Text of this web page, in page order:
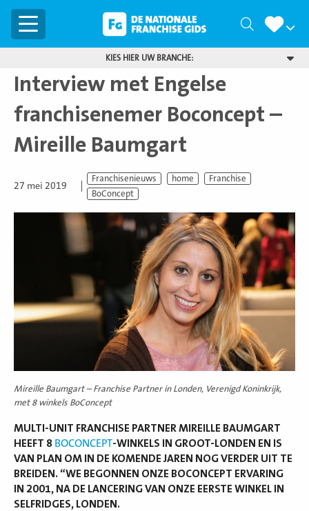
Menu Zoeken
KIES HIER UW BRANCHE:
Interview met Engelse
franchisenemer Boconcept –
Mireille Baumgart
27 mei 2019
Franchisenieuws home
Franchise
BoConcept
Mireille Baumgart – Franchise Partner in Londen, Verenigd Koninkrijk,
met 8 winkels BoConcept
MULTI-UNIT FRANCHISE PARTNER MIREILLE BAUMGART
HEEFT 8 BOCONCEPT-WINKELS IN GROOT-LONDEN EN IS
VAN PLAN OM IN DE KOMENDE JAREN NOG VERDER UIT TE
BREIDEN. “WE BEGONNEN ONZE BOCONCEPT ERVARING
IN 2001, NA DE LANCERING VAN ONZE EERSTE WINKEL IN
SELFRIDGES, LONDEN.